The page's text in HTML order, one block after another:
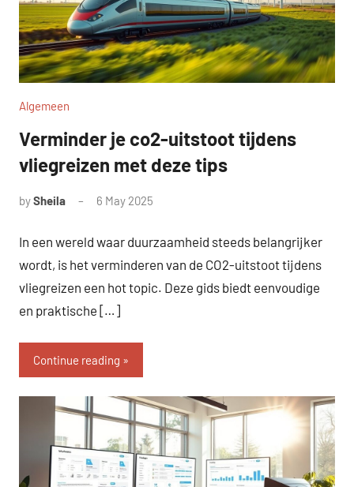
Algemeen
Verminder je co2-uitstoot tijdens
vliegreizen met deze tips
bySheila 6 May 2025
In een wereld waar duurzaamheid steeds belangrijker
wordt, is het verminderen van de CO2-uitstoot tijdens
vliegreizen een hot topic. Deze gids biedt eenvoudige
en praktische […]
Continue reading